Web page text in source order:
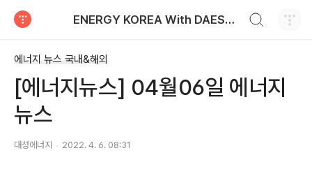
ENERGY KOREA With DAESUNG ENERGY
에너지 뉴스 국내&해외
[에너지뉴스] 04월06일 에너지
뉴스
대성에너지 2022. 4. 6. 08:31